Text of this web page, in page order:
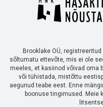
Brooklake OÜ,
sõltumatu ettevõte, mis ei ole
meeles, et kasiinod võivad oma
või tühistada, mistõttu
aegunud teabe eest. Enne
boonuse tingimused. Meie